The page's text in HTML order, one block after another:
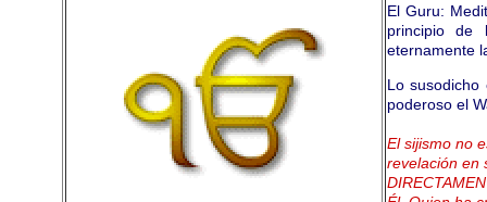
El Guru:
principio de
eternamente
Lo
poderoso el
El sijismo no
revelación en